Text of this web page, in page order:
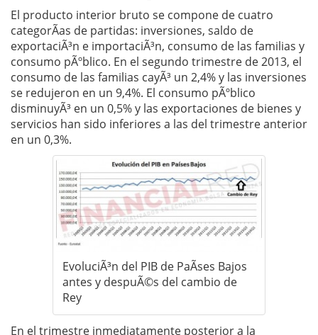
El producto interior bruto se compone de cuatro
categorÃ­as de partidas: inversiones, saldo de
exportaciÃ³n e importaciÃ³n, consumo de las familias y
consumo pÃºblico. En el segundo trimestre de 2013, el
consumo de las familias cayÃ³ un 2,4% y las inversiones
se redujeron en un 9,4%. El consumo pÃºblico
disminuyÃ³ en un 0,5% y las exportaciones de bienes y
servicios han sido inferiores a las del trimestre anterior
en un 0,3%.
EvoluciÃ³n del PIB de PaÃ­ses Bajos
antes y despuÃ©s del cambio de
Rey
En el trimestre inmediatamente posterior a la